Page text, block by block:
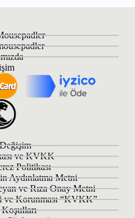
ve KVKK
Politikası
Aydınlatma Metni
ve Rıza Onay Metni
ve Korunması “KVKK”